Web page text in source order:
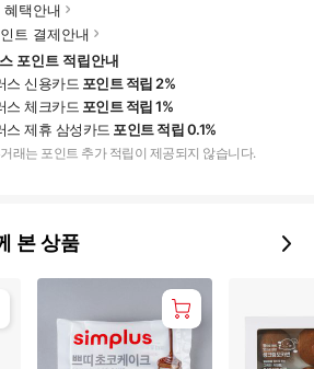
택안내
트 결제안내
포인트 적립안내
스 신용카드 포인트 적립 2%
스 체크카드 포인트 적립 1%
스 제휴 삼성카드 포인트 적립 0.1%
래는 포인트 추가 적립이 제공되지 않습니다.
본 상품